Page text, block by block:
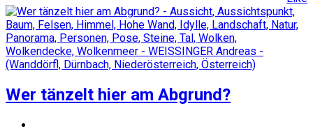
Wer tänzelt hier am Abgrund?